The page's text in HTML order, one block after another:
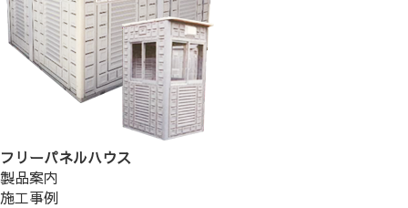
フリーパネルハウス
製品案内
施工事例